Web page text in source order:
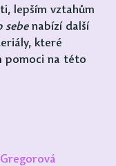
lepším vztahům
sebe nabízí další
které
pomoci na této